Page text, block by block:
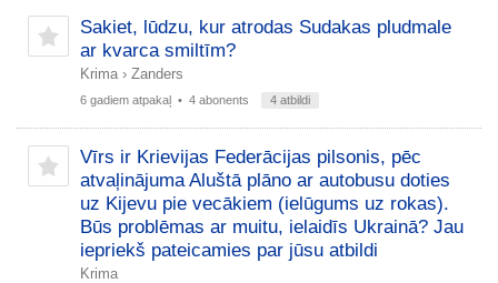
Sakiet, lūdzu, kur atrodas Sudakas pludmale
ar kvarca smiltīm?
Krima › Zanders
6 gadiem atpakaļ • 4 abonents 4 atbildi
Vīrs ir Krievijas Federācijas pilsonis, pēc
atvaļinājuma Aluštā plāno ar autobusu doties
uz Kijevu pie vecākiem (ielūgums uz rokas).
Būs problēmas ar muitu, ielaidīs Ukrainā? Jau
iepriekš pateicamies par jūsu atbildi
Krima